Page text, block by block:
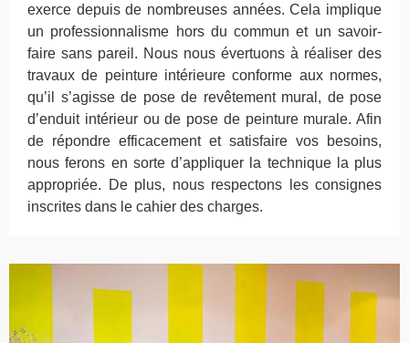
exerce depuis de nombreuses années. Cela implique
un professionnalisme hors du commun et un savoir-
faire sans pareil. Nous nous évertuons à réaliser des
travaux de peinture intérieure conforme aux normes,
qu’il s’agisse de pose de revêtement mural, de pose
d’enduit intérieur ou de pose de peinture murale. Afin
de répondre efficacement et satisfaire vos besoins,
nous ferons en sorte d’appliquer la technique la plus
appropriée. De plus, nous respectons les consignes
inscrites dans le cahier des charges.